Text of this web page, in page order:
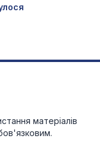
матеріалів